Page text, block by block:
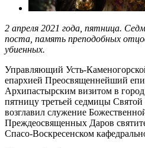
2 апреля 2021 года, пятница.
поста, память преподобных
убиенных.
Управляющий Усть-
епархией Преосвященнейший
Архипастырским визитом в
пятницу третьей седмицы
возглавил служение
Преждеосвященных Даров
Спасо-Воскресенском